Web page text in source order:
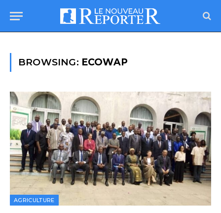
BROWSING: ECOWAP
AGRICULTURE